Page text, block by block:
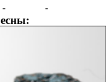
- -